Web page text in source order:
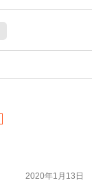
2020年1月13日